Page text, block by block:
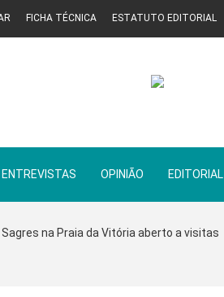
FICHA TÉCNICA ESTATUTO EDITORIAL
ENTREVISTAS OPINIÃO EDITORIAL
Sagres na Praia da Vitória aberto a visitas